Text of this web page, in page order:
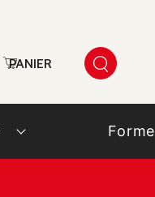
PANIER
Forme